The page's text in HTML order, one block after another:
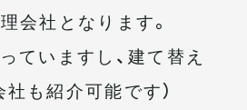
会社となります。
ていますし、建て替え
も紹介可能です）